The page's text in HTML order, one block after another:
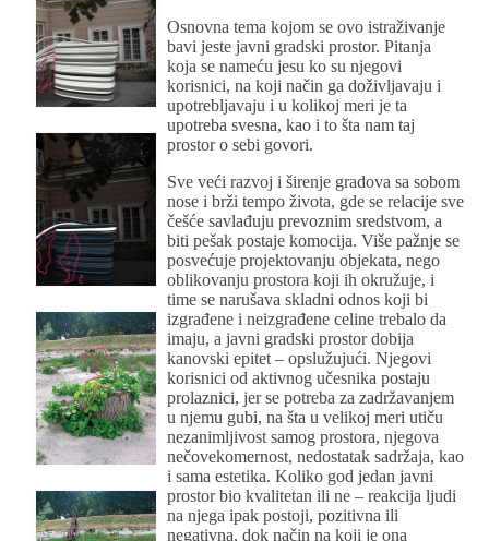
Osnovna tema kojom se ovo istraživanje
bavi jeste javni gradski prostor. Pitanja
koja se nameću jesu ko su njegovi
korisnici, na koji način ga doživljavaju i
upotrebljavaju i u kolikoj meri je ta
upotreba svesna, kao i to šta nam taj
prostor o sebi govori.
Sve veći razvoj i širenje gradova sa sobom
nose i brži tempo života, gde se relacije sve
češće savlađuju prevoznim sredstvom, a
biti pešak postaje komocija. Više pažnje se
posvećuje projektovanju objekata, nego
oblikovanju prostora koji ih okružuje, i
time se narušava skladni odnos koji bi
izgrađene i neizgrađene celine trebalo da
imaju, a javni gradski prostor dobija
kanovski epitet – opslužujući. Njegovi
korisnici od aktivnog učesnika postaju
prolaznici, jer se potreba za zadržavanjem
u njemu gubi, na šta u velikoj meri utiču
nezanimljivost samog prostora, njegova
nečovekomernost, nedostatak sadržaja, kao
i sama estetika. Koliko god jedan javni
prostor bio kvalitetan ili ne – reakcija ljudi
na njega ipak postoji, pozitivna ili
negativna, dok način na koji je ona